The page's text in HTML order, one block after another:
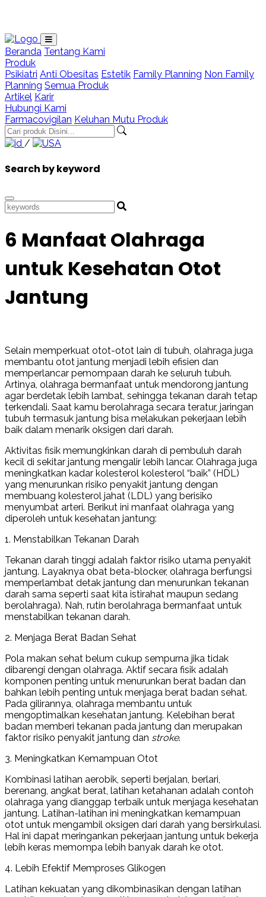
Beranda Tentang Kami
Produk
Psikiatri Anti Obesitas Estetik Family Planning Non Family
Planning Semua Produk
Artikel Karir
Hubungi Kami
Farmacovigilan Keluhan Mutu Produk
/
Search by keyword
6 Manfaat Olahraga
untuk Kesehatan Otot
Jantung
Selain memperkuat otot-otot lain di tubuh, olahraga juga
membantu otot jantung menjadi lebih efisien dan
memperlancar pemompaan darah ke seluruh tubuh.
Artinya, olahraga bermanfaat untuk mendorong jantung
agar berdetak lebih lambat, sehingga tekanan darah tetap
terkendali. Saat kamu berolahraga secara teratur, jaringan
tubuh termasuk jantung bisa melakukan pekerjaan lebih
baik dalam menarik oksigen dari darah.
Aktivitas fisik memungkinkan darah di pembuluh darah
kecil di sekitar jantung mengalir lebih lancar. Olahraga juga
meningkatkan kadar kolesterol kolesterol “baik” (HDL)
yang menurunkan risiko penyakit jantung dengan
membuang kolesterol jahat (LDL) yang berisiko
menyumbat arteri. Berikut ini manfaat olahraga yang
diperoleh untuk kesehatan jantung:
1. Menstabilkan Tekanan Darah
Tekanan darah tinggi adalah faktor risiko utama penyakit
jantung. Layaknya obat beta-blocker, olahraga berfungsi
memperlambat detak jantung dan menurunkan tekanan
darah sama seperti saat kita istirahat maupun sedang
berolahraga). Nah, rutin berolahraga bermanfaat untuk
menstabilkan tekanan darah.
2. Menjaga Berat Badan Sehat
Pola makan sehat belum cukup sempurna jika tidak
dibarengi dengan olahraga. Aktif secara fisik adalah
komponen penting untuk menurunkan berat badan dan
bahkan lebih penting untuk menjaga berat badan sehat.
Pada gilirannya, olahraga membantu untuk
mengoptimalkan kesehatan jantung. Kelebihan berat
badan memberi tekanan pada jantung dan merupakan
faktor risiko penyakit jantung dan stroke.
3. Meningkatkan Kemampuan Otot
Kombinasi latihan aerobik, seperti berjalan, berlari,
berenang, angkat berat, latihan ketahanan adalah contoh
olahraga yang dianggap terbaik untuk menjaga kesehatan
jantung. Latihan-latihan ini meningkatkan kemampuan
otot untuk mengambil oksigen dari darah yang bersirkulasi.
Hal ini dapat meringankan pekerjaan jantung untuk bekerja
lebih keras memompa lebih banyak darah ke otot.
4. Lebih Efektif Memproses Glikogen
Latihan kekuatan yang dikombinasikan dengan latihan